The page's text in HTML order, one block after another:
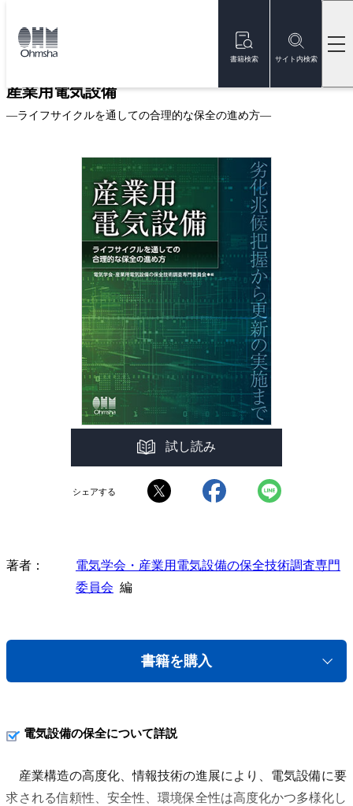
書籍検索 サイト内検索
トップ
産業用電気設備
—ライフサイクルを通しての合理的な保全の進め方—
試し読み
シェアする
著者
電気学会・産業用電気設備の保全技術調査専門
委員会 編
書籍を購入
電気設備の保全について詳説
産業構造の高度化、情報技術の進展により、電気設備に要
求される信頼性、安全性、環境保全性は高度化かつ多様化し